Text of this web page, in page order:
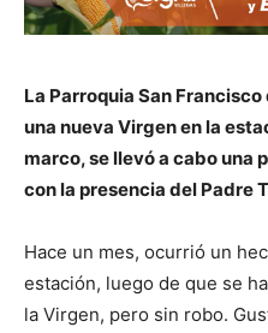
La Parroquia San
una nueva Virgen en la
marco, se llevó a cabo una
con la presencia del Padre
Hace un mes, ocurrió un
estación, luego de que se
la Virgen, pero sin robo.